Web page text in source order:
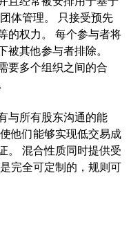
体管理。 只接受预先
的权力。 每个参与者将
其他参与者排除。
要多个组织之间的合
与所有股东沟通的能
他们能够实现低交易成
。 混合性质同时提供受
完全可定制的，规则可